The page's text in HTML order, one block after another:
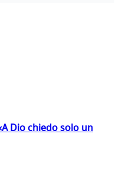
Dio chiedo solo un